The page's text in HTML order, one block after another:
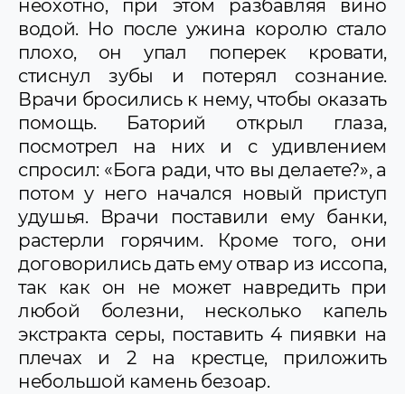
неохотно, при этом разбавляя вино
водой. Но после ужина королю стало
плохо, он упал поперек кровати,
стиснул зубы и потерял сознание.
Врачи бросились к нему, чтобы оказать
помощь. Баторий открыл глаза,
посмотрел на них и с удивлением
спросил: «Бога ради, что вы делаете?», а
потом у него начался новый приступ
удушья. Врачи поставили ему банки,
растерли горячим. Кроме того, они
договорились дать ему отвар из иссопа,
так как он не может навредить при
любой болезни, несколько капель
экстракта серы, поставить 4 пиявки на
плечах и 2 на крестце, приложить
небольшой камень безоар.